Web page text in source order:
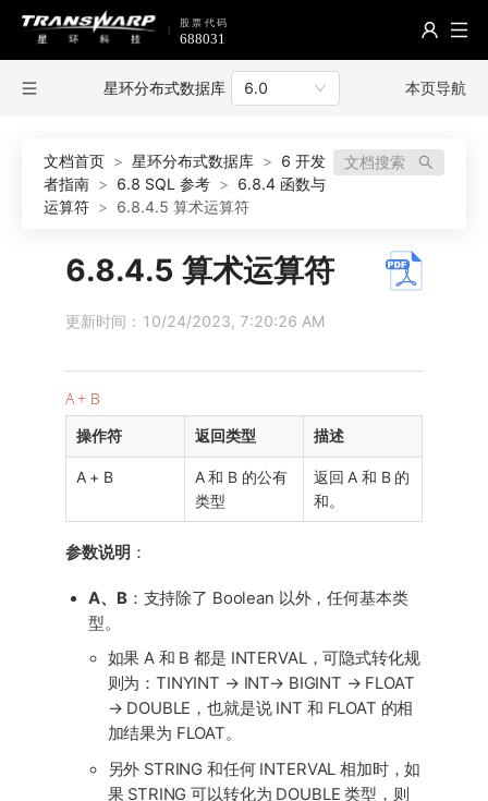
星环分布式数据库 6.0 本页导航
文档首页 > 星环分布式数据库 > 6 开发
者指南 > 6.8 SQL 参考 > 6.8.4 函数与
运算符 > 6.8.4.5 算术运算符
文档搜索
6.8.4.5 算术运算符
更新时间：10/24/2023, 7:20:26 AM
A + B
操作符 返回类型 描述
A + B
A 和 B 的公有
类型
返回 A 和 B 的
和。
参数说明 ：
A、B：支持除了 Boolean 以外，任何基本类
型。
如果 A 和 B 都是 INTERVAL，可隐式转化规
则为：TINYINT → INT→ BIGINT → FLOAT
→ DOUBLE，也就是说 INT 和 FLOAT 的相
加结果为 FLOAT。
另外 STRING 和任何 INTERVAL 相加时，如
果 STRING 可以转化为 DOUBLE 类型，则